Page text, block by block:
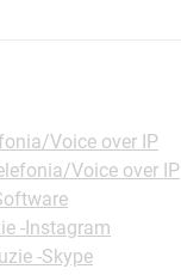
Voice over IP
Voice over IP
-Instagram
-Skype